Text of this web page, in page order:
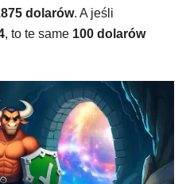
dolarów. A jeśli
, to te same 100 dolarów